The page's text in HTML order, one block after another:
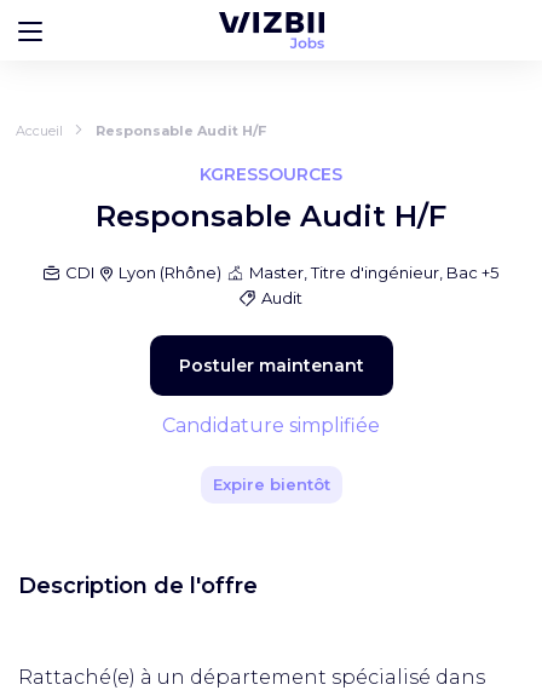
Accueil Responsable Audit H/F
KGRESSOURCES
Responsable Audit H/F
CDI Lyon (Rhône)
Master, Titre d'ingénieur, Bac +5
Audit
Postuler maintenant
Candidature simplifiée
Expire bientôt
Description de l'offre
Rattaché(e) à un département spécialisé dans